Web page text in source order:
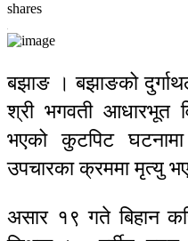
shares
बझाङ । बझाङको
श्री भगवती आधारभूत
भएको कुटपिट
उपचारका क्रममा मृत्यु
असार १९ गते बिहान